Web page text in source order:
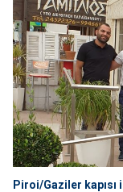
Piroi/Gaziler